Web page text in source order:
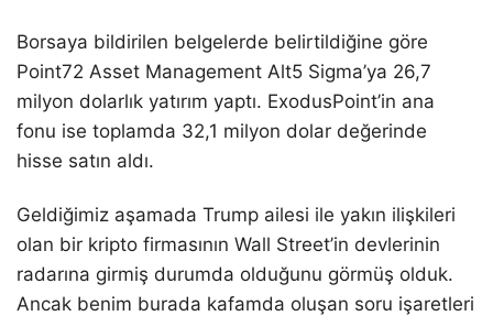
Borsaya bildirilen belgelerde belirtildiğine göre
Point72 Asset Management Alt5 Sigma’ya 26,7
milyon dolarlık yatırım yaptı. ExodusPoint’in ana
fonu ise toplamda 32,1 milyon dolar değerinde
hisse satın aldı.
Geldiğimiz aşamada Trump ailesi ile yakın ilişkileri
olan bir kripto firmasının Wall Street’in devlerinin
radarına girmiş durumda olduğunu görmüş olduk.
Ancak benim burada kafamda oluşan soru işaretleri